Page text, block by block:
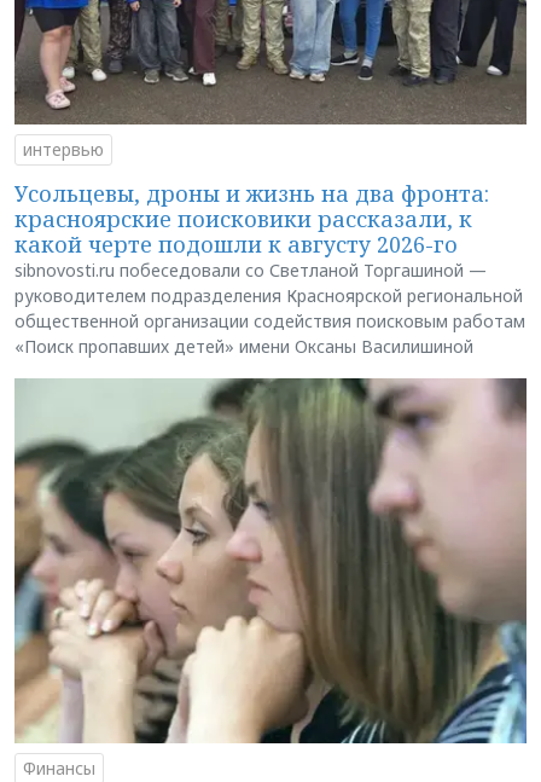
интервью
Усольцевы, дроны и жизнь на два фронта:
красноярские поисковики рассказали, к
какой черте подошли к августу 2026-го
sibnovosti.ru побеседовали со Светланой Торгашиной —
руководителем подразделения Красноярской региональной
общественной организации содействия поисковым работам
«Поиск пропавших детей» имени Оксаны Василишиной
Финансы